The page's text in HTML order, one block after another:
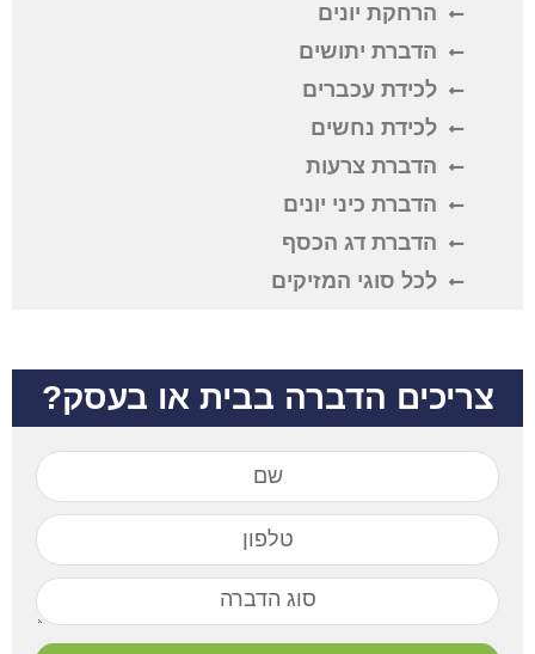
הרחקת יונים
הדברת יתושים
לכידת עכברים
לכידת נחשים
הדברת צרעות
הדברת כיני יונים
הדברת דג הכסף
לכל סוגי המזיקים
צריכים הדברה בבית או בעסק?